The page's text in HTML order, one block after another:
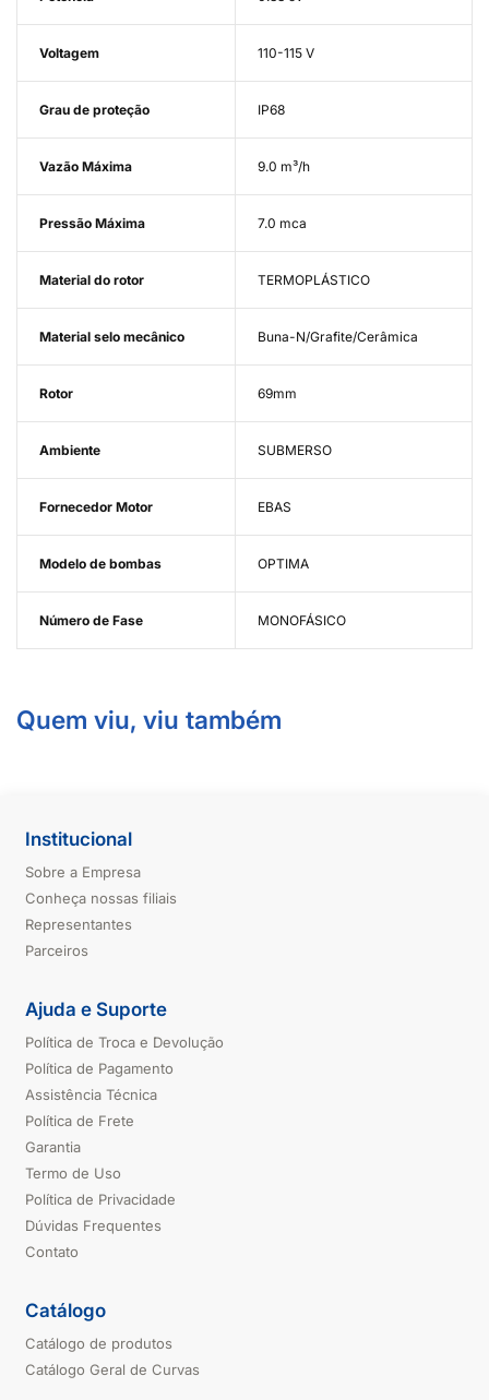
Voltagem 110-115 V
Grau de proteção IP68
Vazão Máxima 9.0 m³/h
Pressão Máxima 7.0 mca
Material do rotor TERMOPLÁSTICO
Material selo mecânico Buna-N/Grafite/Cerâmica
Rotor 69mm
Ambiente SUBMERSO
Fornecedor Motor EBAS
Modelo de bombas OPTIMA
Número de Fase MONOFÁSICO
Quem viu, viu também
Institucional
Sobre a Empresa
Conheça nossas filiais
Representantes
Parceiros
Ajuda e Suporte
Política de Troca e Devolução
Política de Pagamento
Assistência Técnica
Política de Frete
Garantia
Termo de Uso
Política de Privacidade
Dúvidas Frequentes
Contato
Catálogo
Catálogo de produtos
Catálogo Geral de Curvas